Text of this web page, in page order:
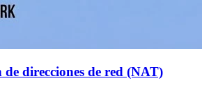
direcciones de red (NAT)